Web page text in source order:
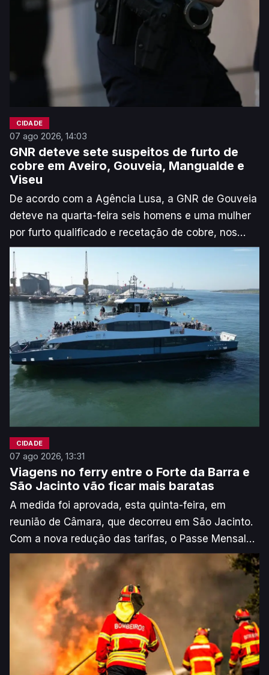
CIDADE
07 ago 2026, 14:03
GNR deteve sete suspeitos de furto de
cobre em Aveiro, Gouveia, Mangualde e
Viseu
De acordo com a Agência Lusa, a GNR de Gouveia
deteve na quarta-feira seis homens e uma mulher
por furto qualificado e recetação de cobre, nos
concelhos de Gouveia, Mangualde, Viseu e Aveiro,
atividade que terá gerado um lucro estimado
superior a 80 mil euros.
CIDADE
07 ago 2026, 13:31
Viagens no ferry entre o Forte da Barra e
São Jacinto vão ficar mais baratas
A medida foi aprovada, esta quinta-feira, em
reunião de Câmara, que decorreu em São Jacinto.
Com a nova redução das tarifas, o Passe Mensal
Ligeiro, que inclui condutor, passa de 114€ para